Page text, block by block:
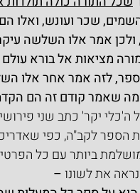
שכר ועונש, ואלו
אמר אלו השלשה
מציאות אל בורא
לזה אמר אחר אלו
שאמר קודם זה הם
ה'כלי יקר' כתב שני
הספר לקב"ה, כפי
ביותר עם כל
את לשונו –